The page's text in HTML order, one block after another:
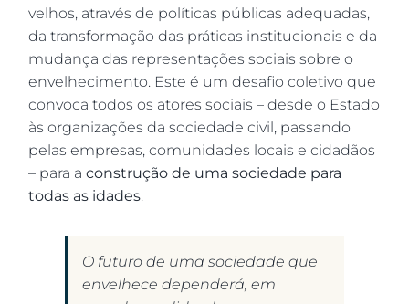
velhos, através de políticas públicas adequadas,
da transformação das práticas institucionais e da
mudança das representações sociais sobre o
envelhecimento. Este é um desafio coletivo que
convoca todos os atores sociais – desde o Estado
às organizações da sociedade civil, passando
pelas empresas, comunidades locais e cidadãos
– para aconstrução de uma sociedade para
todas as idades.
O futuro de uma sociedade que
envelhece dependerá, em